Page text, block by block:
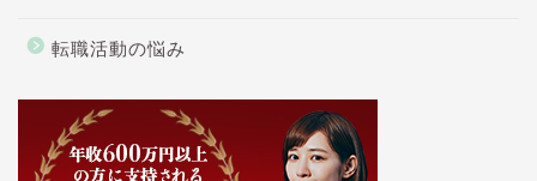
転職活動の悩み